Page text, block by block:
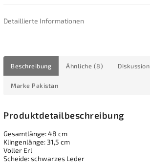
Detaillierte Informationen
Beschreibung Ähnliche (8) Diskussion
Marke Pakistan
Produktdetailbeschreibung
Gesamtlänge: 48 cm
Klingenlänge: 31,5 cm
Voller Erl
Scheide: schwarzes Leder